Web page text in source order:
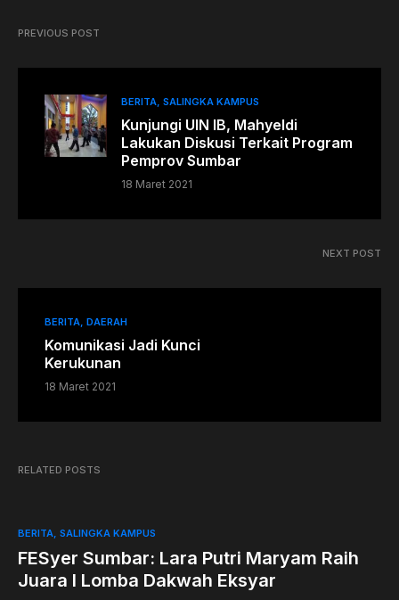
PREVIOUS POST
BERITA SALINGKA KAMPUS
Kunjungi UIN IB, Mahyeldi
Lakukan Diskusi Terkait Program
Pemprov Sumbar
18 Maret 2021
NEXT POST
BERITA DAERAH
Komunikasi Jadi Kunci
Kerukunan
18 Maret 2021
RELATED POSTS
BERITA SALINGKA KAMPUS
FESyer Sumbar: Lara Putri Maryam Raih
Juara I Lomba Dakwah Eksyar